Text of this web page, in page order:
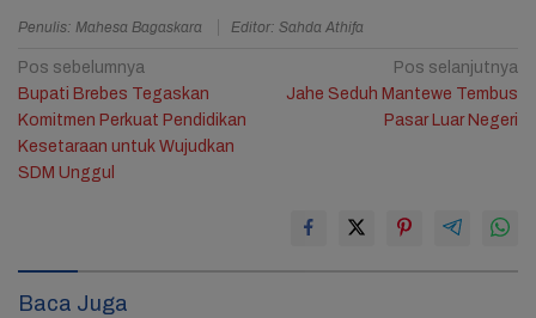
Penulis: Mahesa Bagaskara Editor: Sahda Athifa
Navigasi
pos
Pos sebelumnya
Bupati Brebes Tegaskan
Komitmen Perkuat Pendidikan
Kesetaraan untuk Wujudkan
SDM Unggul
Pos selanjutnya
Jahe Seduh Mantewe Tembus
Pasar Luar Negeri
Baca Juga